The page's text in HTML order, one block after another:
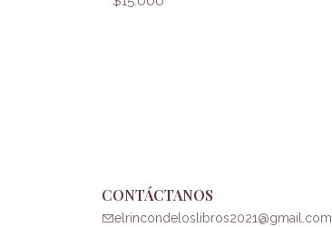
CONTÁCTANOS
elrincondeloslibros2021@gmail.com